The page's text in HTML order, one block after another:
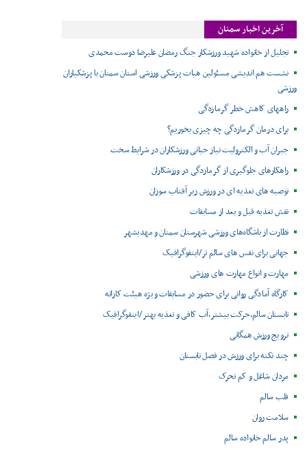
آخرین اخبار سمنان
تجلیل از خانواده شهید ورزشکار جنگ رمضان علیرضا دوست محمدی
نشست هم اندیشی مسئولین هیات پزشکی ورزشی استان سمنان با پزشکیاران
ورزشی
راههای کاهش خطر گرمازدگی
برای درمان گرمازدگی چه چیزی بخوریم؟
جبران آب و الکترولیت نیاز حیاتی ورزشکاران در شرایط سخت
راهکارهای جلوگیری از گرمازدگی در ورزشکاران
توصیه های تغذیه ای در ورزش زیر آفتاب سوزان
نقش تغذیه قبل و بعد از مسابقات
نظارت از باشگاه‌های ورزشی شهرستان سمنان و مهدیشهر
جهانی برای نفس های سالم تر/اینفوگرافیک
مهارت و انواع مهارت های ورزشی
کارگاه آمادگی روانی برای حضور در مسابقات ویژه هیئت کاراته
تابستان سالم،حرکت بیشتر،آب کافی و تغذیه بهتر /اینفوگرافیک
ترویج ورزش همگانی
چند نکته برای ورزش در فصل تابستان
مردان شاغل و کم تحرک
قلب سالم
سلامت روان
پدر سالم خانواده سالم